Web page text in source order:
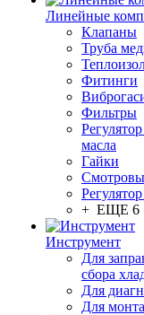
Линейные
Клапаны
Труба
Фитинги
Фильтры
масла
Гайки
+ ЕЩЕ 6
Инструмент
Для
сбора
Для
Для